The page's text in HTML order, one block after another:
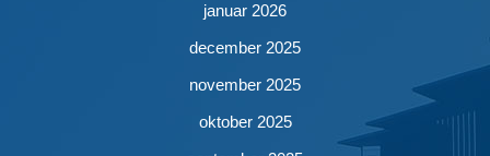
januar 2026
december 2025
november 2025
oktober 2025